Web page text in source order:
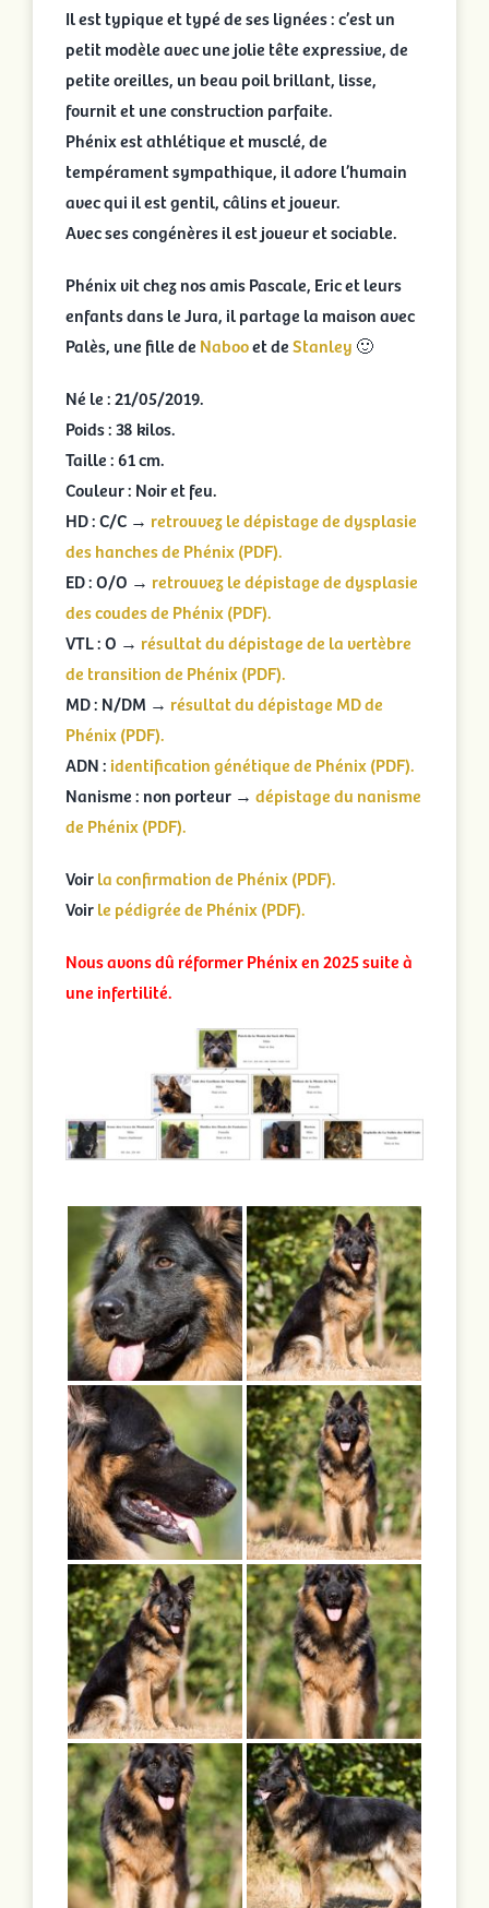
Il est typique et typé de ses lignées : c’est un
petit modèle avec une jolie tête expressive, de
petite oreilles, un beau poil brillant, lisse,
fournit et une construction parfaite.
Phénix est athlétique et musclé, de
tempérament sympathique, il adore l’humain
avec qui il est gentil, câlins et joueur.
Avec ses congénères il est joueur et sociable.
Phénix vit chez nos amis Pascale, Eric et leurs
enfants dans le Jura, il partage la maison avec
Palès, une fille de Nabooet deStanley 🙂
Né le : 21/05/2019.
Poids : 38 kilos.
Taille : 61 cm.
Couleur : Noir et feu.
HD : C/C → retrouvez le dépistage de dysplasie
des hanches de Phénix (PDF).
ED : O/O → retrouvez le dépistage de dysplasie
des coudes de Phénix (PDF).
VTL : O → résultat du dépistage de la vertèbre
de transition de Phénix (PDF).
MD : N/DM → résultat du dépistage MD de
Phénix (PDF).
ADN : identification génétique de Phénix (PDF).
Nanisme : non porteur → dépistage du nanisme
de Phénix (PDF).
Voirla confirmation de Phénix (PDF).
Voirle pédigrée de Phénix (PDF).
Nous avons dû réformer Phénix en 2025 suite à
une infertilité.